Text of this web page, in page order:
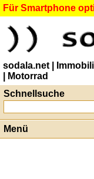
Für Smartphone
sodala.net |
| Motorrad
Schnellsuche
Menü